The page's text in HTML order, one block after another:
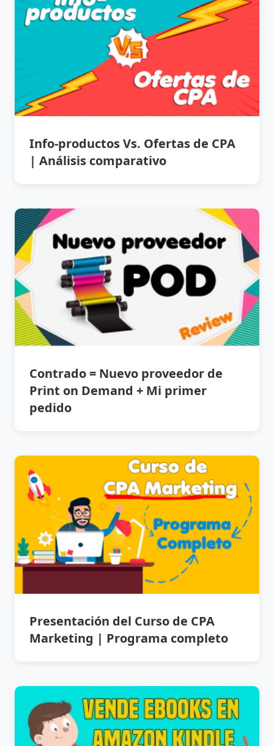
Info-productos Vs. Ofertas de CPA
| Análisis comparativo
Contrado = Nuevo proveedor de
Print on Demand + Mi primer
pedido
Presentación del Curso de CPA
Marketing | Programa completo